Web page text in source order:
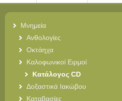
Μνημεία
Ανθολογίες
Οκτάηχα
Καλοφωνικοί Ειρμοί
Κατάλογος CD
Δοξαστικά Ιακώβου
Καταβασίες